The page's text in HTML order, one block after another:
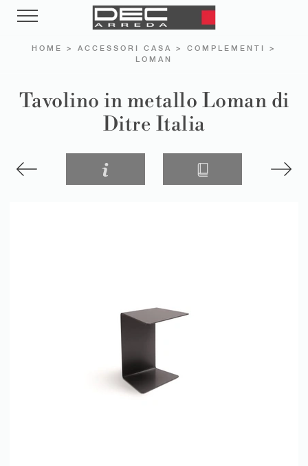
HOME > ACCESSORI CASA > COMPLEMENTI
>
LOMAN
Tavolino in metallo Loman di
Ditre Italia